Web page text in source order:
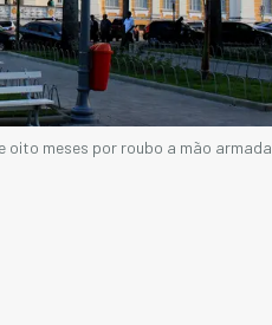
oito meses por roubo a mão armada